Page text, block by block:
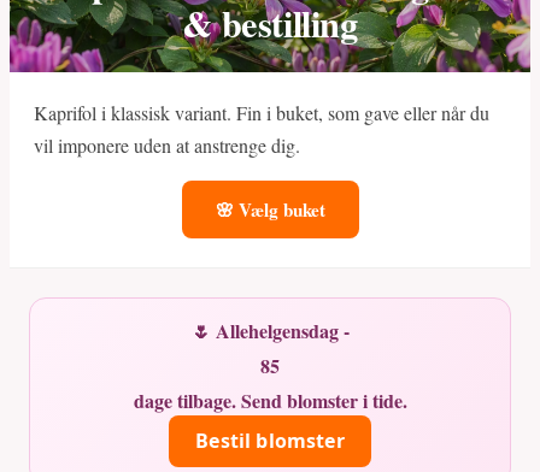
& bestilling
Kaprifol i klassisk variant. Fin i buket, som gave eller når du
vil imponere uden at anstrenge dig.
🌸 Vælg buket
🌷 Allehelgensdag -
85
dage tilbage. Send blomster i tide.
Bestil blomster